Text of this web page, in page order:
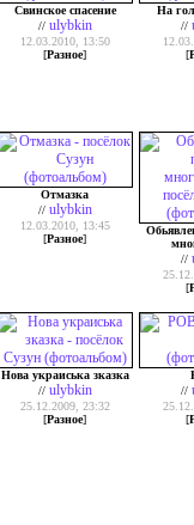
Свинское спасение
// ulybkin
12.03.2010, 13:50
[Разное]
На
//
[
Отмазка
// ulybkin
12.03.2010, 13:45
[Разное]
//
[
Нова украиська зказка
// ulybkin
25.12.2009, 23:32
[Разное]
//
[